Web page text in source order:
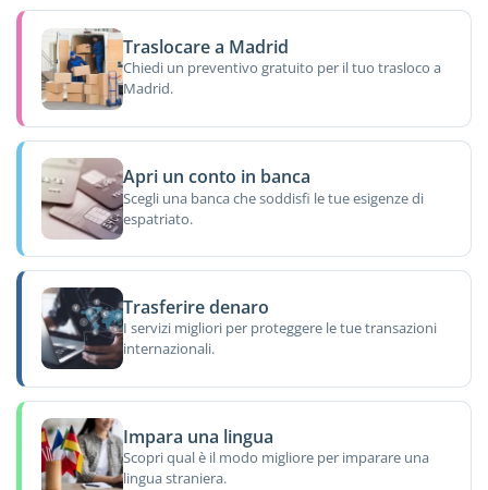
Traslocare a Madrid
Chiedi un preventivo gratuito per il tuo trasloco a
Madrid.
Apri un conto in banca
Scegli una banca che soddisfi le tue esigenze di
espatriato.
Trasferire denaro
I servizi migliori per proteggere le tue transazioni
internazionali.
Impara una lingua
Scopri qual è il modo migliore per imparare una
lingua straniera.